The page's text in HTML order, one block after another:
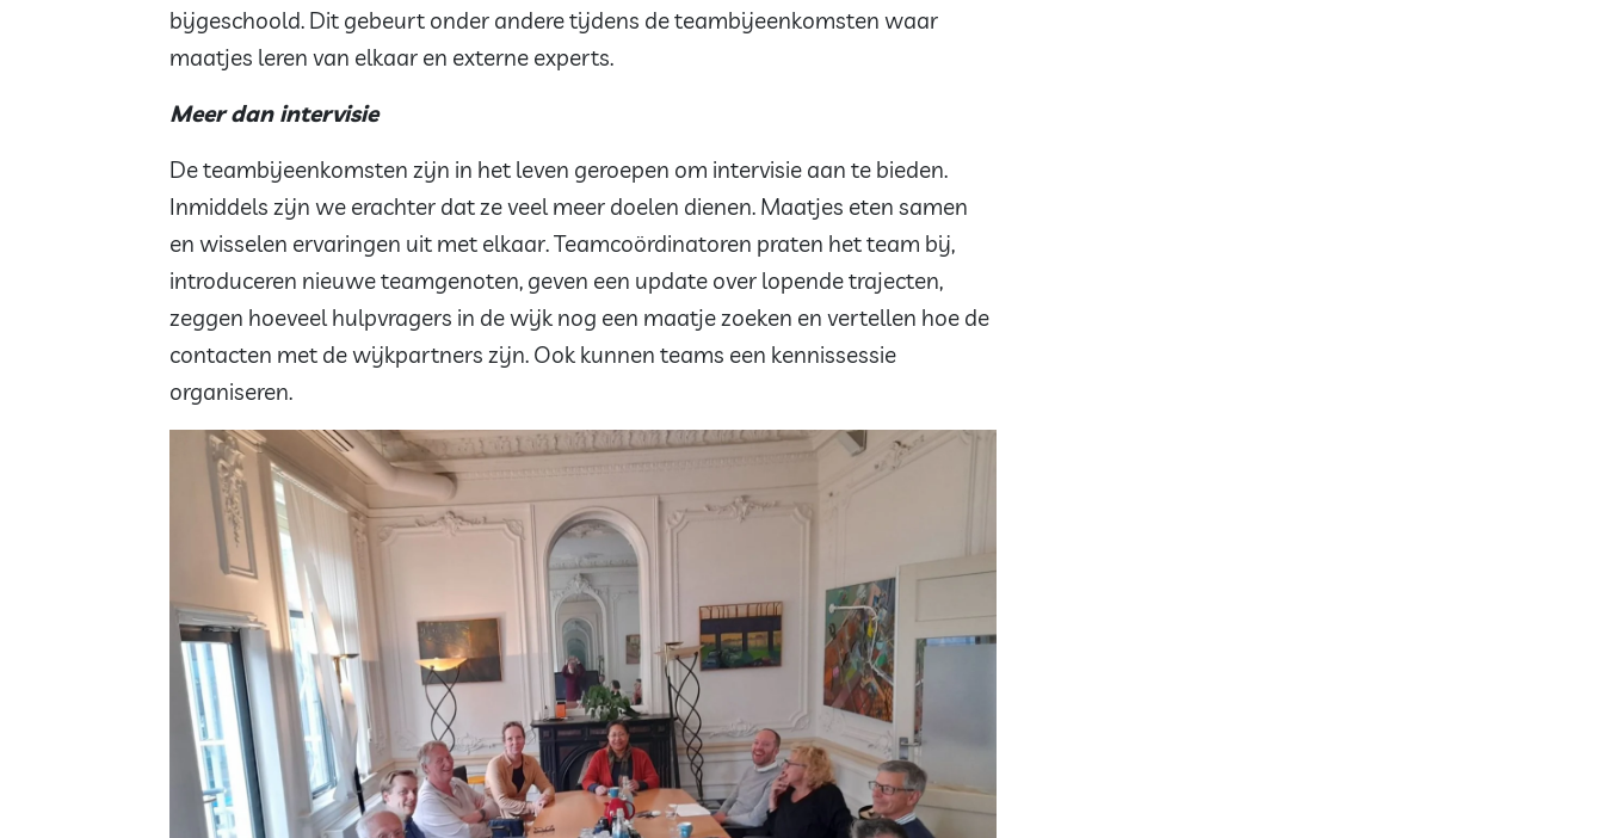
bijgeschoold. Dit gebeurt onder andere tijdens de teambijeenkomsten waar
maatjes leren van elkaar en externe experts.
Meer dan intervisie
De teambijeenkomsten zijn in het leven geroepen om intervisie aan te bieden.
Inmiddels zijn we erachter dat ze veel meer doelen dienen. Maatjes eten samen
en wisselen ervaringen uit met elkaar. Teamcoördinatoren praten het team bij,
introduceren nieuwe teamgenoten, geven een update over lopende trajecten,
zeggen hoeveel hulpvragers in de wijk nog een maatje zoeken en vertellen hoe de
contacten met de wijkpartners zijn. Ook kunnen teams een kennissessie
organiseren.